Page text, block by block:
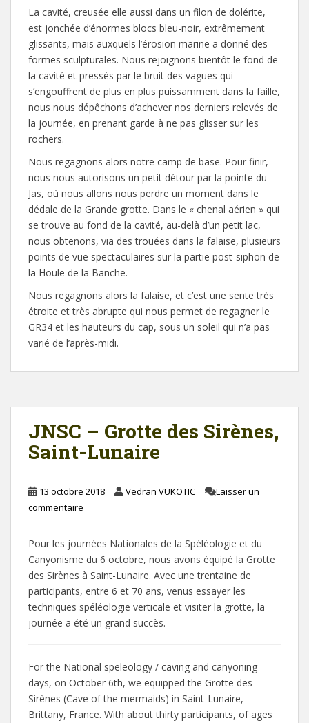
La cavité, creusée elle aussi dans un filon de dolérite,
est jonchée d’énormes blocs bleu-noir, extrêmement
glissants, mais auxquels l’érosion marine a donné des
formes sculpturales. Nous rejoignons bientôt le fond de
la cavité et pressés par le bruit des vagues qui
s’engouffrent de plus en plus puissamment dans la faille,
nous nous dépêchons d’achever nos derniers relevés de
la journée, en prenant garde à ne pas glisser sur les
rochers.
Nous regagnons alors notre camp de base. Pour finir,
nous nous autorisons un petit détour par la pointe du
Jas, où nous allons nous perdre un moment dans le
dédale de la Grande grotte. Dans le « chenal aérien » qui
se trouve au fond de la cavité, au-delà d’un petit lac,
nous obtenons, via des trouées dans la falaise, plusieurs
points de vue spectaculaires sur la partie post-siphon de
la Houle de la Banche.
Nous regagnons alors la falaise, et c’est une sente très
étroite et très abrupte qui nous permet de regagner le
GR34 et les hauteurs du cap, sous un soleil qui n’a pas
varié de l’après-midi.
JNSC – Grotte des Sirènes,
Saint-Lunaire
13 octobre 2018 Vedran VUKOTIC
Laisser un
commentaire
Pour les journées Nationales de la Spéléologie et du
Canyonisme du 6 octobre, nous avons équipé la Grotte
des Sirènes à Saint-Lunaire. Avec une trentaine de
participants, entre 6 et 70 ans, venus essayer les
techniques spéléologie verticale et visiter la grotte, la
journée a été un grand succès.
For the National speleology / caving and canyoning
days, on October 6th, we equipped the Grotte des
Sirènes (Cave of the mermaids) in Saint-Lunaire,
Brittany, France. With about thirty participants, of ages